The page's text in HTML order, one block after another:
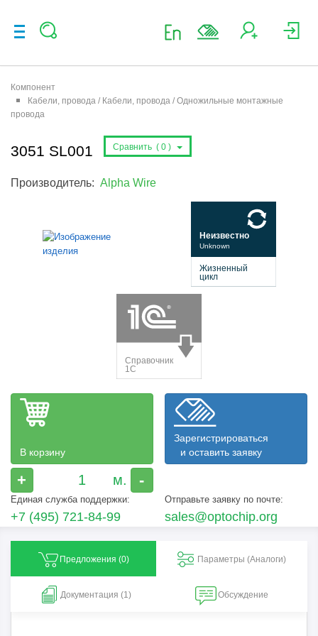
Компонент
Кабели, провода / Кабели, провода / Одножильные монтажные
провода
3051 SL001 Сравнить ( 0 )
Производитель: Alpha Wire
В корзину
+ -
Зарегистрироваться
и оставить заявку
Единая служба поддержки:
+7 (495) 721-84-99
Отправьте заявку по почте:
sales@optochip.org
Предложения (0) Параметры (Aналоги)
Документация (1) Обсуждение